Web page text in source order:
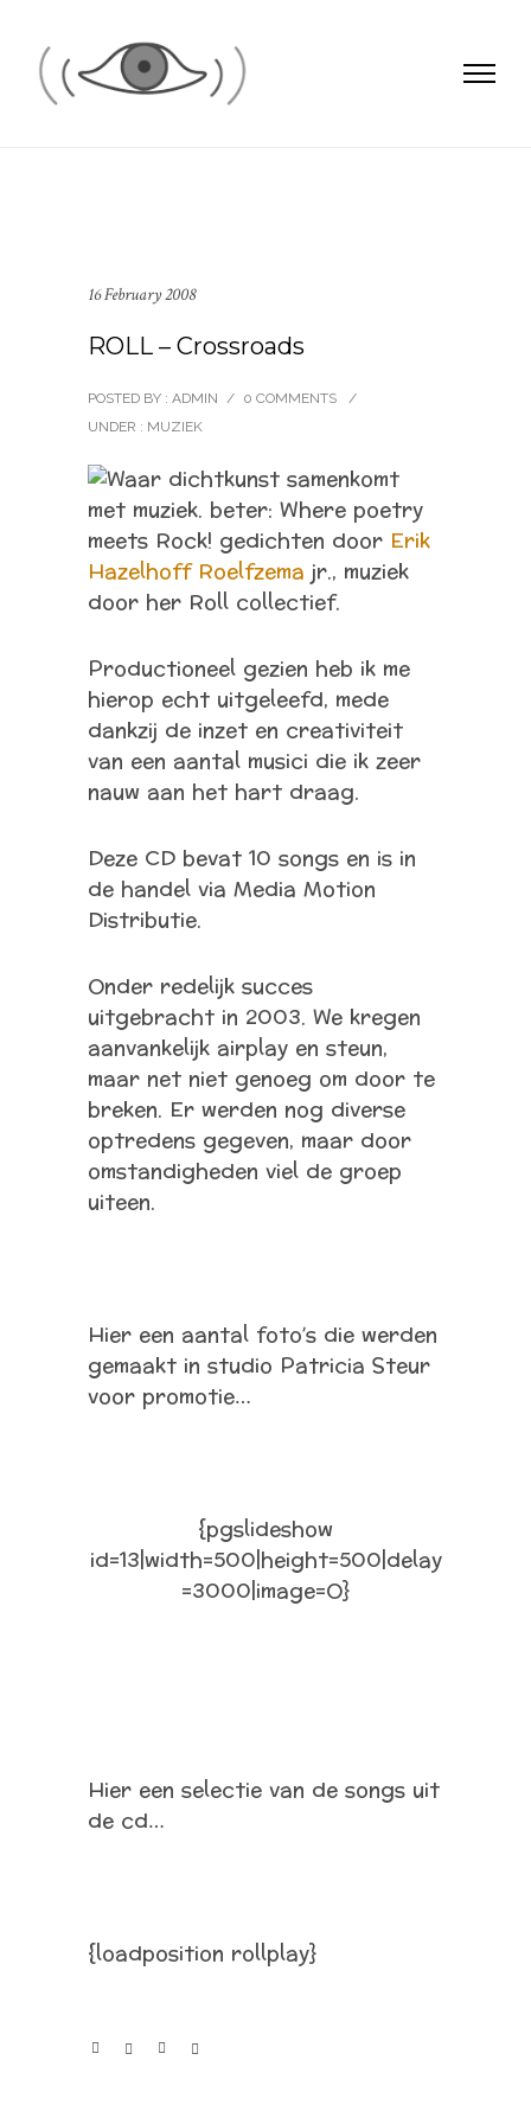
16 February 2008
ROLL – Crossroads
POSTED BY : ADMIN / 0 COMMENTS
/
UNDER : MUZIEK
Waar dichtkunst samenkomt
met muziek. beter: Where poetry
meets Rock! gedichten door Erik
Hazelhoff Roelfzema jr., muziek
door her Roll collectief.
Productioneel gezien heb ik me
hierop echt uitgeleefd, mede
dankzij de inzet en creativiteit
van een aantal musici die ik zeer
nauw aan het hart draag.
Deze CD bevat 10 songs en is in
de handel via Media Motion
Distributie.
Onder redelijk succes
uitgebracht in 2003. We kregen
aanvankelijk airplay en steun,
maar net niet genoeg om door te
breken. Er werden nog diverse
optredens gegeven, maar door
omstandigheden viel de groep
uiteen.
Hier een aantal foto’s die werden
gemaakt in studio Patricia Steur
voor promotie…
{pgslideshow
id=13|width=500|height=500|delay
=3000|image=O}
Hier een selectie van de songs uit
de cd…
{loadposition rollplay}